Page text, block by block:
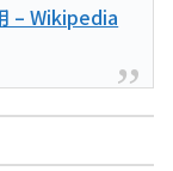
– Wikipedia